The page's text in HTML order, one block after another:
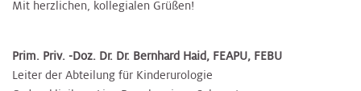
Mit herzlichen, kollegialen Grüßen!
Prim. Priv. -Doz. Dr. Dr. Bernhard Haid, FEAPU, FEBU
Leiter der Abteilung für Kinderurologie